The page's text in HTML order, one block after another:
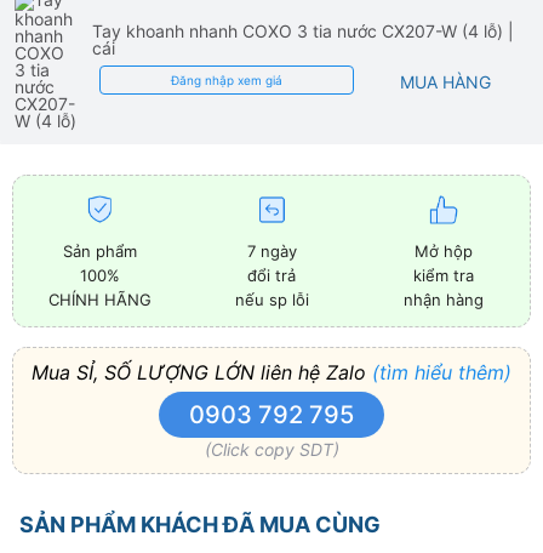
Tay khoanh nhanh COXO 3 tia nước CX207-W (4 lỗ)
cái
Đăng nhập xem giá MUA HÀNG
Sản phẩm
100%
CHÍNH HÃNG
7 ngày
đổi trả
nếu sp lỗi
Mở hộp
kiểm tra
nhận hàng
Mua SỈ, SỐ LƯỢNG LỚN liên hệ Zalo (tìm hiểu thêm)
0903 792 795
(Click copy SDT)
SẢN PHẨM KHÁCH ĐÃ MUA CÙNG